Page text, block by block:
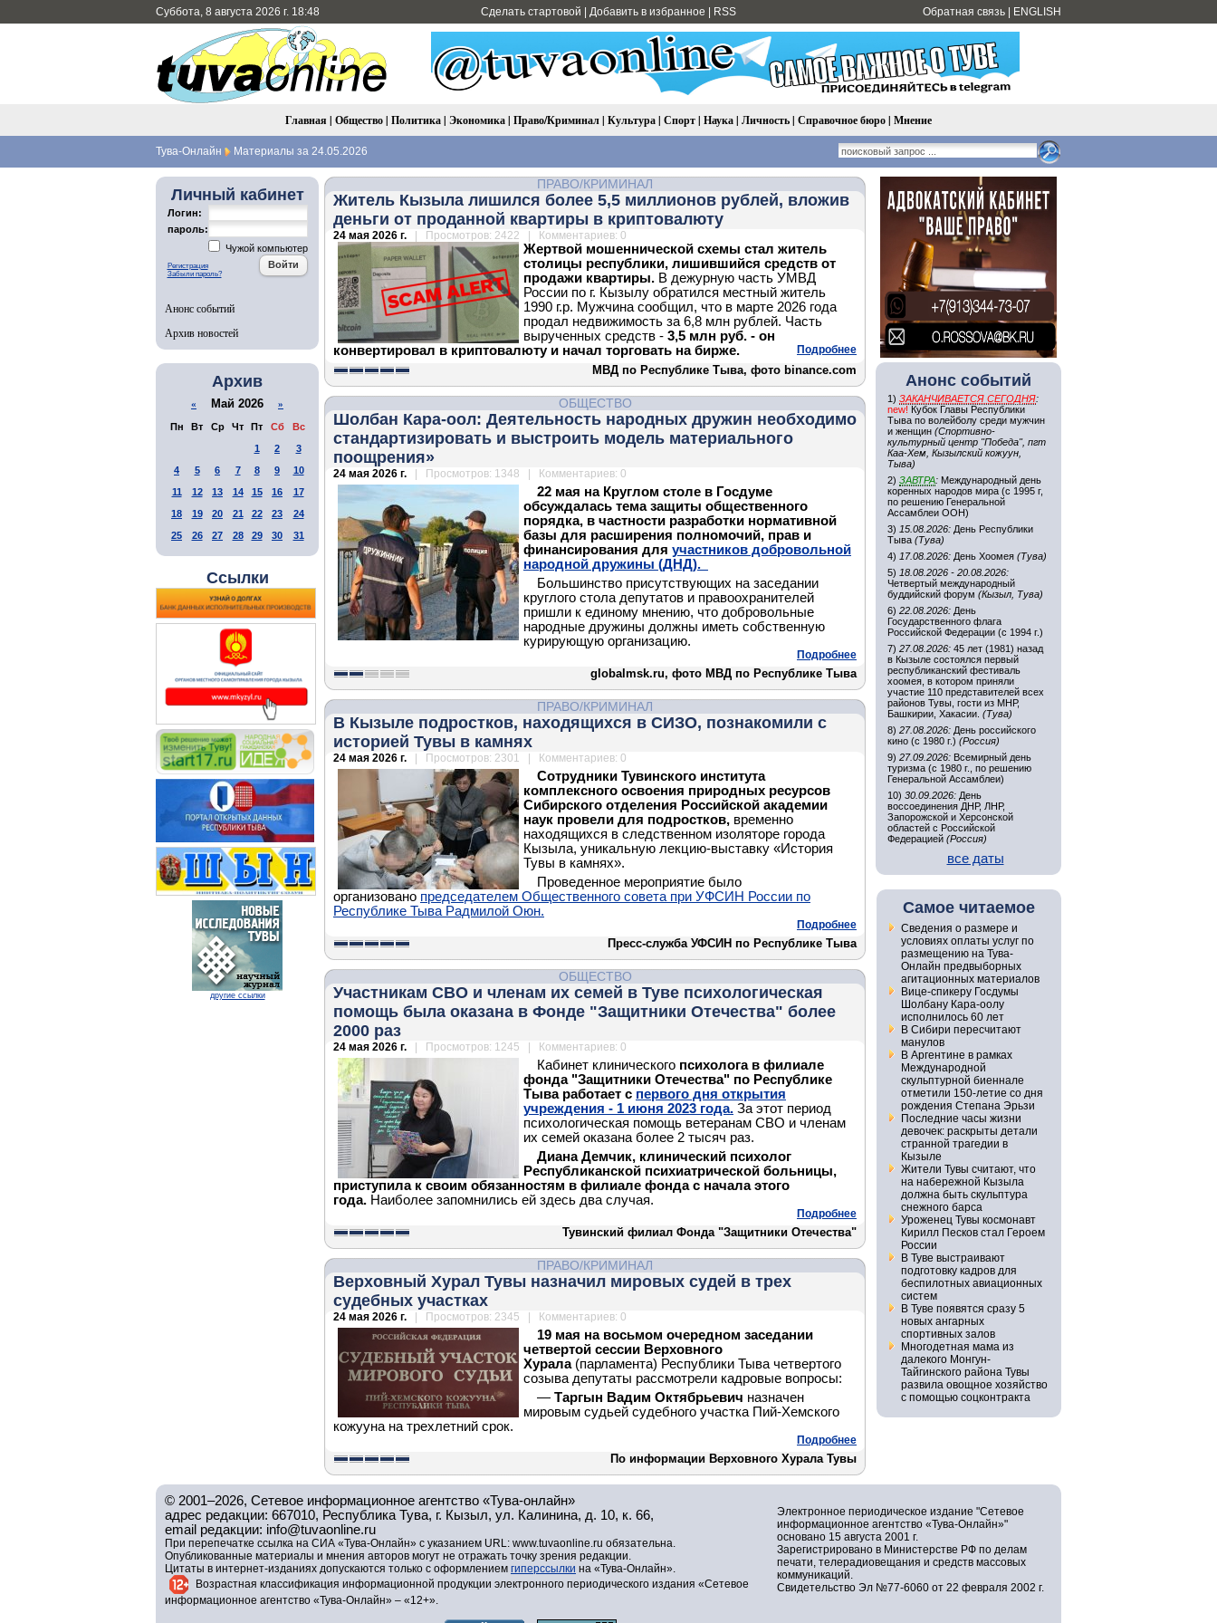
Суббота, 8 августа 2026 г. 18:48 Сделать стартовой Добавить в избранное RSS Обратная связь ENGLISH
Главная | Общество| Политика| Экономика| Право/Криминал| Культура| Спорт| Наука| Личность| Справочное бюро| Мнение
Тува-Онлайн Материалы за 24.05.2026
Личный кабинет
Логин:
пароль:
Чужой компьютер
Регистрация
Забыли пароль?
Анонс событий
Архив новостей
Архив
« Май 2026 »
Пн Вт Ср Чт Пт Сб
Вс
1
2
3
4
5 6 7 8 9
10
11
12 13 14 15 16
17
18
19 20 21 22 23
24
25
26 27 28 29 30 31
Ссылки
другие ссылки
ПРАВО/КРИМИНАЛ
Житель Кызыла лишился более 5,5 миллионов рублей, вложив
деньги от проданной квартиры в криптовалюту
24 мая 2026 г. | Просмотров: 2422 | Комментариев: 0
Жертвой мошеннической схемы стал житель
столицы республики, лишившийся средств от
продажи квартиры. В дежурную часть УМВД
России по г. Кызылу обратился местный житель
1990 г.р. Мужчина сообщил, что в марте 2026 года
продал недвижимость за 6,8 млн рублей. Часть
вырученных средств - 3,5 млн руб. - он
конвертировал в криптовалюту и начал торговать на бирже.
Подробнее
МВД по Республике Тыва, фото binance.com
ОБЩЕСТВО
Шолбан Кара-оол: Деятельность народных дружин необходимо
стандартизировать и выстроить модель материального
поощрения»
24 мая 2026 г. | Просмотров: 1348 | Комментариев: 0
22 мая на Круглом столе в Госдуме
обсуждалась тема защиты общественного
порядка, в частности разработки нормативной
базы для расширения полномочий, прав и
финансирования для участников добровольной
народной дружины (ДНД).
Большинство присутствующих на заседании
круглого стола депутатов и правоохранителей
пришли к единому мнению, что добровольные
народные дружины должны иметь собственную
курирующую организацию.
Подробнее
globalmsk.ru, фото МВД по Республике Тыва
ПРАВО/КРИМИНАЛ
В Кызыле подростков, находящихся в СИЗО, познакомили с
историей Тувы в камнях
24 мая 2026 г. | Просмотров: 2301 | Комментариев: 0
Сотрудники Тувинского института
комплексного освоения природных ресурсов
Сибирского отделения Российской академии
наук провели для подростков, временно
находящихся в следственном изоляторе города
Кызыла, уникальную лекцию-выставку «История
Тувы в камнях».
Проведенное мероприятие было
организовано председателем Общественного совета при УФСИН России по
Республике Тыва Радмилой Оюн.
Подробнее
Пресс-служба УФСИН по Республике Тыва
ОБЩЕСТВО
Участникам СВО и членам их семей в Туве психологическая
помощь была оказана в Фонде "Защитники Отечества" более
2000 раз
24 мая 2026 г. | Просмотров: 1245 | Комментариев: 0
Кабинет клинического психолога в филиале
фонда "Защитники Отечества" по Республике
Тыва работает с первого дня открытия
учреждения - 1 июня 2023 года. За этот период
психологическая помощь ветеранам СВО и членам
их семей оказана более 2 тысяч раз.
Диана Демчик, клинический психолог
Республиканской психиатрической больницы,
приступила к своим обязанностям в филиале фонда с начала этого
года. Наиболее запомнились ей здесь два случая.
Подробнее
Тувинский филиал Фонда "Защитники Отечества"
ПРАВО/КРИМИНАЛ
Верховный Хурал Тувы назначил мировых судей в трех
судебных участках
24 мая 2026 г. | Просмотров: 2345 | Комментариев: 0
19 мая на восьмом очередном заседании
четвертой сессии Верховного
Хурала(парламента) Республики Тыва четвертого
созыва депутаты рассмотрели кадровые вопросы:
— Таргын Вадим Октябрьевич назначен
мировым судьей судебного участка Пий-Хемского
кожууна на трехлетний срок.
Подробнее
По информации Верховного Хурала Тувы
Анонс событий
1) ЗАКАНЧИВАЕТСЯ СЕГОДНЯ:
new! Кубок Главы Республики
Тыва по волейболу среди мужчин
и женщин (Спортивно-
культурный центр "Победа", пгт
Каа-Хем, Кызылский кожуун,
Тыва)
2) ЗАВТРА: Международный день
коренных народов мира (с 1995 г,
по решению Генеральной
Ассамблеи ООН)
3) 15.08.2026: День Республики
Тыва (Тува)
4) 17.08.2026: День Хоомея (Тува)
5) 18.08.2026 - 20.08.2026:
Четвертый международный
буддийский форум (Кызыл, Тува)
6) 22.08.2026: День
Государственного флага
Российской Федерации (с 1994 г.)
7) 27.08.2026: 45 лет (1981) назад
в Кызыле состоялся первый
республиканский фестиваль
хоомея, в котором приняли
участие 110 представителей всех
районов Тувы, гости из МНР,
Башкирии, Хакасии. (Тува)
8) 27.08.2026: День российского
кино (с 1980 г.) (Россия)
9) 27.09.2026: Всемирный день
туризма (с 1980 г., по решению
Генеральной Ассамблеи)
10) 30.09.2026: День
воссоединения ДНР, ЛНР,
Запорожской и Херсонской
областей с Российской
Федерацией (Россия)
все даты
Самое читаемое
Сведения о размере и
условиях оплаты услуг по
размещению на Тува-
Онлайн предвыборных
агитационных материалов
Вице-спикеру Госдумы
Шолбану Кара-оолу
исполнилось 60 лет
В Сибири пересчитают
манулов
В Аргентине в рамках
Международной
скульптурной биеннале
отметили 150-летие со дня
рождения Степана Эрьзи
Последние часы жизни
девочек: раскрыты детали
странной трагедии в
Кызыле
Жители Тувы считают, что
на набережной Кызыла
должна быть скульптура
снежного барса
Уроженец Тувы космонавт
Кирилл Песков стал Героем
России
В Туве выстраивают
подготовку кадров для
беспилотных авиационных
систем
В Туве появятся сразу 5
новых ангарных
спортивных залов
Многодетная мама из
далекого Монгун-
Тайгинского района Тувы
развила овощное хозяйство
с помощью соцконтракта
© 2001–2026, Сетевое информационное агентство «Тува-онлайн»
адрес редакции: 667010, Республика Тува, г. Кызыл, ул. Калинина, д. 10, к. 66,
email редакции: info@tuvaonline.ru
При перепечатке ссылка на СИА «Тува-Онлайн» с указанием URL: www.tuvaonline.ru обязательна.
Опубликованные материалы и мнения авторов могут не отражать точку зрения редакции.
Цитаты в интернет-изданиях допускаются только с оформлением гиперссылки на «Тува-Онлайн».
Возрастная классификация информационной продукции электронного периодического издания «Сетевое
информационное агентство «Тува-Онлайн» – «12+».
Электронное периодическое издание "Сетевое
информационное агентство «Тува-Онлайн»"
основано 15 августа 2001 г.
Зарегистрировано в Министерстве РФ по делам
печати, телерадиовещания и средств массовых
коммуникаций.
Свидетельство Эл №77-6060 от 22 февраля 2002 г.